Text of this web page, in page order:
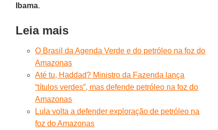
Ibama.
Leia mais
O Brasil da Agenda Verde e do petróleo na foz do
Amazonas
Até tu, Haddad? Ministro da Fazenda lança
“títulos verdes”, mas defende petróleo na foz do
Amazonas
Lula volta a defender exploração de petróleo na
foz do Amazonas